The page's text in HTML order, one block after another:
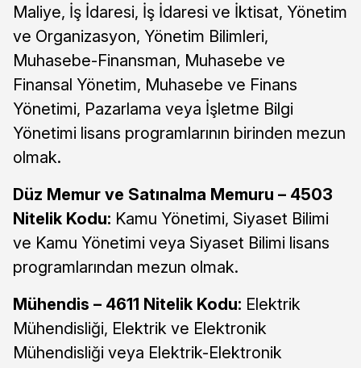
Maliye, İş İdaresi, İş İdaresi ve İktisat, Yönetim
ve Organizasyon, Yönetim Bilimleri,
Muhasebe-Finansman, Muhasebe ve
Finansal Yönetim, Muhasebe ve Finans
Yönetimi, Pazarlama veya İşletme Bilgi
Yönetimi lisans programlarının birinden mezun
olmak.
Düz Memur ve Satınalma Memuru – 4503
Nitelik Kodu: Kamu Yönetimi, Siyaset Bilimi
ve Kamu Yönetimi veya Siyaset Bilimi lisans
programlarından mezun olmak.
Mühendis – 4611 Nitelik Kodu: Elektrik
Mühendisliği, Elektrik ve Elektronik
Mühendisliği veya Elektrik-Elektronik